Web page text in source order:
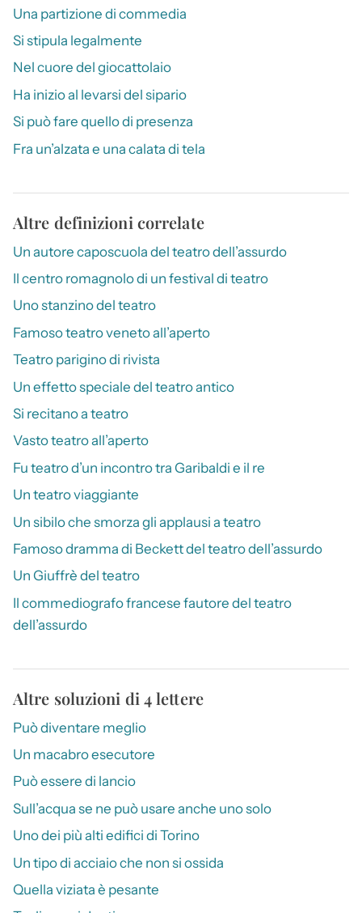
Una partizione di commedia
Si stipula legalmente
Nel cuore del giocattolaio
Ha inizio al levarsi del sipario
Si può fare quello di presenza
Fra un’alzata e una calata di tela
Altre definizioni correlate
Un autore caposcuola del teatro dell’assurdo
Il centro romagnolo di un festival di teatro
Uno stanzino del teatro
Famoso teatro veneto all’aperto
Teatro parigino di rivista
Un effetto speciale del teatro antico
Si recitano a teatro
Vasto teatro all’aperto
Fu teatro d’un incontro tra Garibaldi e il re
Un teatro viaggiante
Un sibilo che smorza gli applausi a teatro
Famoso dramma di Beckett del teatro dell’assurdo
Un Giuffrè del teatro
Il commediografo francese fautore del teatro
dell’assurdo
Altre soluzioni di 4 lettere
Può diventare meglio
Un macabro esecutore
Può essere di lancio
Sull’acqua se ne può usare anche uno solo
Uno dei più alti edifici di Torino
Un tipo di acciaio che non si ossida
Quella viziata è pesante